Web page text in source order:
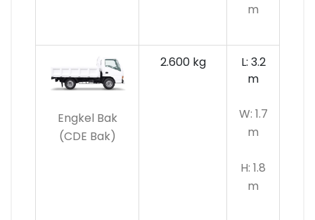
m
Engkel Bak
(CDE Bak)
2.600 kg
L: 3.2
m
W: 1.7
m
H: 1.8
m